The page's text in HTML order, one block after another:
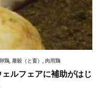
鶏, 屠殺（と畜） 肉用鶏
ルフェアに補助がはじ